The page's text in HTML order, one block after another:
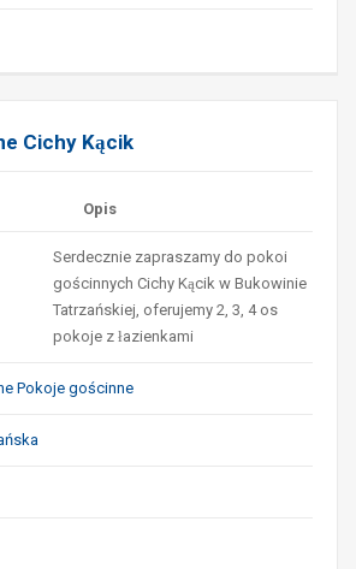
Cichy Kącik
Opis
Serdecznie zapraszamy do pokoi
gościnnych Cichy Kącik w Bukowinie
Tatrzańskiej, oferujemy 2, 3, 4 os
pokoje z łazienkami
Pokoje gościnne